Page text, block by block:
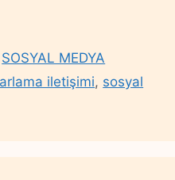
SOSYAL MEDYA
iletişimi, sosyal